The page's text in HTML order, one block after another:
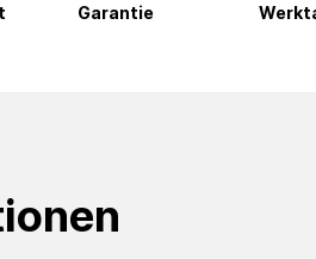
Garantie